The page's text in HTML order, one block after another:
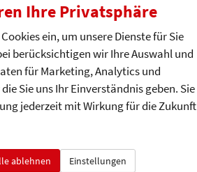
Ihre Privatsphäre
ein, um unsere Dienste für Sie
berücksichtigen wir Ihre Auswahl und
für Marketing, Analytics und
Sie uns Ihr Einverständnis geben. Sie
jederzeit mit Wirkung für die Zukunft
ablehnen Einstellungen